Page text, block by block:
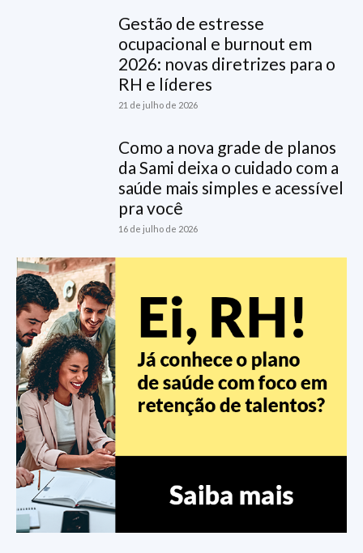
Gestão de estresse
ocupacional e burnout em
2026: novas diretrizes para o
RH e líderes
21 de julho de 2026
Como a nova grade de planos
da Sami deixa o cuidado com a
saúde mais simples e acessível
pra você
16 de julho de 2026